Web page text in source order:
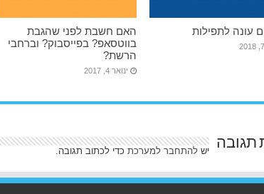
עונה לתפילות
האם חשבת לפני שהגבת
בווטסאפ? בפייסבוק? וברחבי
הרשת?
ינואר 4, 2017
תגובה ישלהתחבר למערכת כדי לכתוב תגובה.